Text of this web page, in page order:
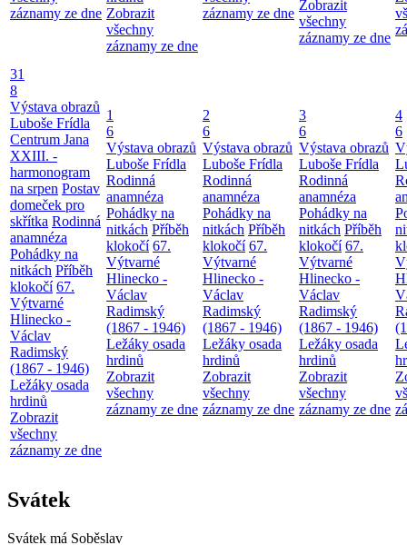
záznamy ze dne Zobrazit
všechny
záznamy ze dne
záznamy ze dne
Zobrazit
všechny
záznamy ze dne
31
8
Výstava obrazů
Luboše Frídla
Centrum Jana
XXIII. -
harmonogram
na srpen Postav
domeček pro
skřítka Rodinná
anamnéza
Pohádky na
nitkách Příběh
klokočí 67.
Výtvarné
Hlinecko -
Václav
Radimský
(1867 - 1946)
Ležáky osada
hrdinů
Zobrazit
všechny
záznamy ze dne
1
6
Výstava obrazů
Luboše Frídla
Rodinná
anamnéza
Pohádky na
nitkách Příběh
klokočí 67.
Výtvarné
Hlinecko -
Václav
Radimský
(1867 - 1946)
Ležáky osada
hrdinů
Zobrazit
všechny
záznamy ze dne
2
6
Výstava obrazů
Luboše Frídla
Rodinná
anamnéza
Pohádky na
nitkách Příběh
klokočí 67.
Výtvarné
Hlinecko -
Václav
Radimský
(1867 - 1946)
Ležáky osada
hrdinů
Zobrazit
všechny
záznamy ze dne
3
6
Výstava obrazů
Luboše Frídla
Rodinná
anamnéza
Pohádky na
nitkách Příběh
klokočí 67.
Výtvarné
Hlinecko -
Václav
Radimský
(1867 - 1946)
Ležáky osada
hrdinů
Zobrazit
všechny
záznamy ze dne
4
6
Svátek
Svátek má Soběslav